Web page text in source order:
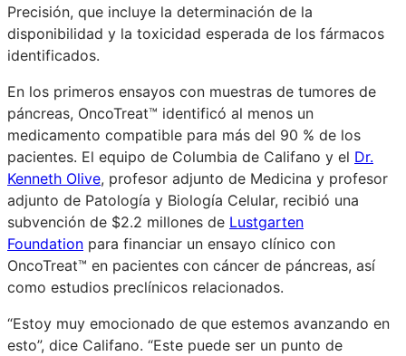
Precisión, que incluye la determinación de la
disponibilidad y la toxicidad esperada de los fármacos
identificados.
En los primeros ensayos con muestras de tumores de
páncreas, OncoTreat™ identificó al menos un
medicamento compatible para más del 90 % de los
pacientes. El equipo de Columbia de Califano y el Dr.
Kenneth Olive, profesor adjunto de Medicina y profesor
adjunto de Patología y Biología Celular, recibió una
subvención de $2.2 millones de Lustgarten
Foundation para financiar un ensayo clínico con
OncoTreat™ en pacientes con cáncer de páncreas, así
como estudios preclínicos relacionados.
“Estoy muy emocionado de que estemos avanzando en
esto”, dice Califano. “Este puede ser un punto de